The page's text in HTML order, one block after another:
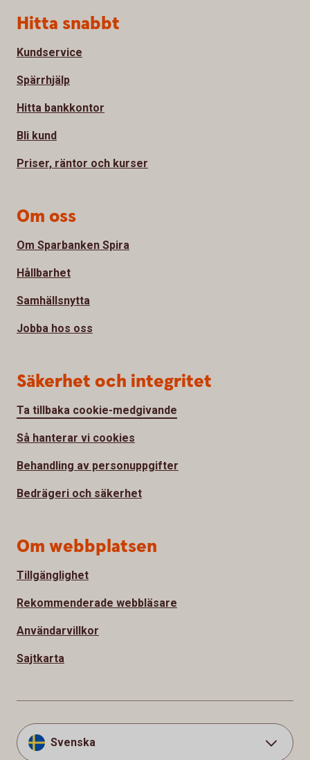
Sidfot
Hitta snabbt
Kundservice
Spärrhjälp
Hitta bankkontor
Bli kund
Priser, räntor och kurser
Om oss
Om Sparbanken Spira
Hållbarhet
Samhällsnytta
Jobba hos oss
Säkerhet och integritet
Ta tillbaka cookie-medgivande
Så hanterar vi cookies
Behandling av personuppgifter
Bedrägeri och säkerhet
Om webbplatsen
Tillgänglighet
Rekommenderade webbläsare
Användarvillkor
Sajtkarta
Svenska